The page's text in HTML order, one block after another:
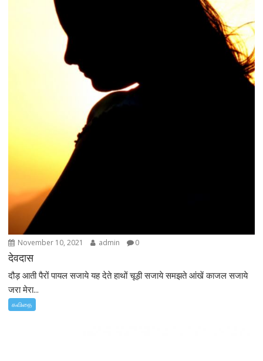
November 10, 2021 admin 0
देवदास
दौड़ आती पैरों पायल सजाये यह देते हाथों चूड़ी सजाये समझते आंखें काजल सजाये
जरा मेरा...
கவிதை